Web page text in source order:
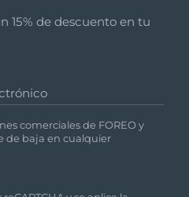
Entrega prevista17/8/26
15% de descuento en tu
comerciales de FOREO y
de baja en cualquier